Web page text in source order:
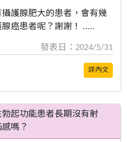
護腺肥大的患者，會有幾
癌患者呢？謝謝！ .....
發表日：2024/5/31
詳內文
起功能患者長期沒有射
嗎？